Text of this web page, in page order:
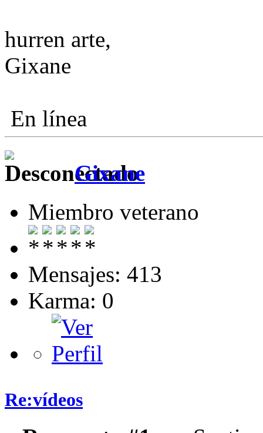
hurren arte,
Gixane
En línea
Gixane
Miembro veterano
Mensajes: 413
Karma: 0
Re:vídeos